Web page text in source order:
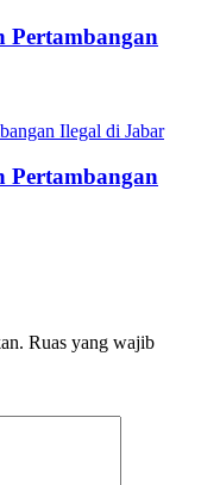
Pertambangan
Ruas yang wajib